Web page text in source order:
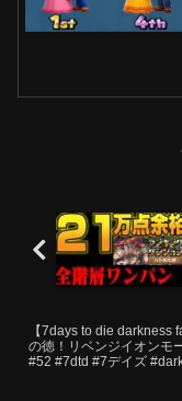
【7days to die darkness
の徳！リベンジイオンモ
#52 #7dtd #7デイズ